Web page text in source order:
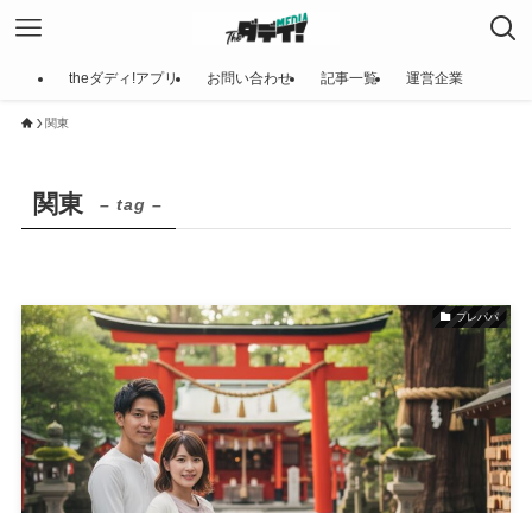
theダディ!アプリ お問い合わせ 記事一覧 運営企業
関東
関東 – tag –
プレパパ